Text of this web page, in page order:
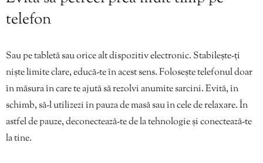
telefon
Sau pe tabletă sau orice alt dispozitiv electronic. Stabilește-ți
niște limite clare, educă-te în acest sens. Folosește telefonul doar
în măsura în care te ajută să rezolvi anumite sarcini. Evită, în
schimb, să-l utilizezi în pauza de masă sau în cele de relaxare. În
astfel de pauze, deconectează-te de la tehnologie și conectează-te
la tine.